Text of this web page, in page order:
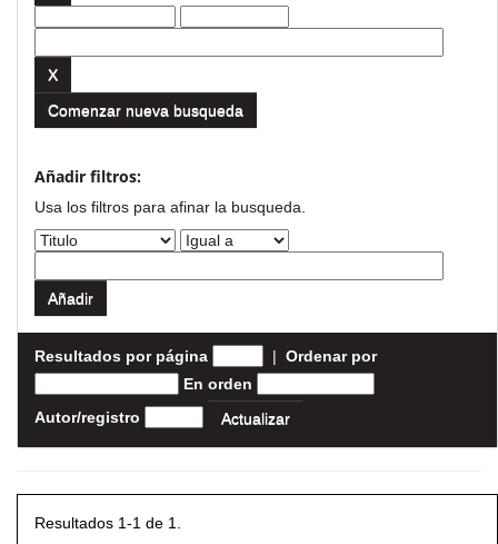
Comenzar nueva busqueda
Añadir filtros:
Usa los filtros para afinar la busqueda.
Resultados por página | Ordenar por
En orden
Autor/registro
Resultados 1-1 de 1.